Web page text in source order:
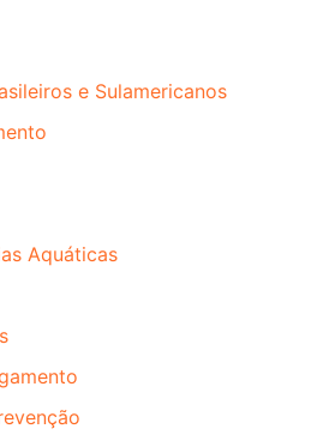
e Sulamericanos
Aquáticas